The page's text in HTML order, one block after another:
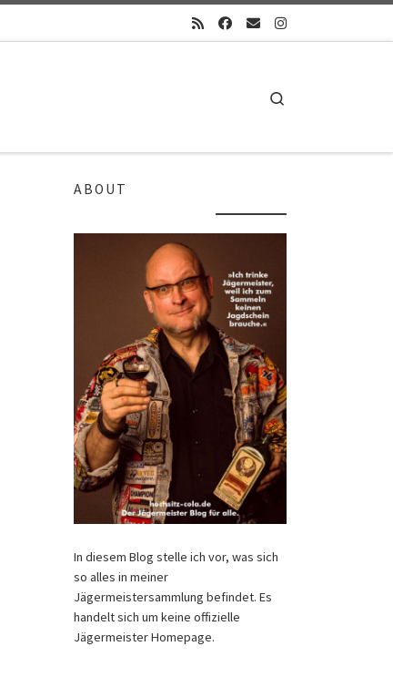
ABOUT
In diesem Blog stelle ich vor, was sich
so alles in meiner
Jägermeistersammlung befindet. Es
handelt sich um keine offizielle
Jägermeister Homepage.